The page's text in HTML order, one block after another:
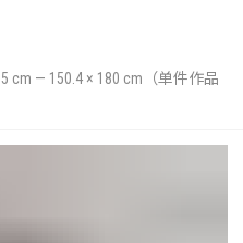
cm — 150.4 × 180 cm（单件作品